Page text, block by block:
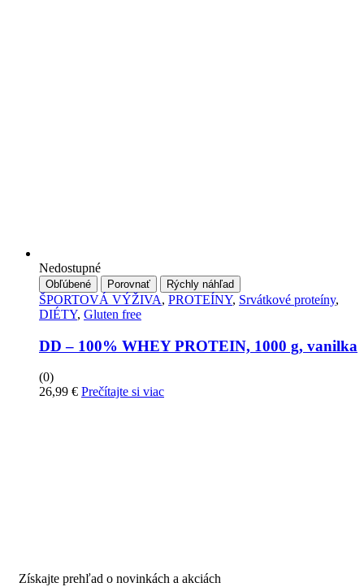
Nedostupné
Obľúbené Porovnať Rýchly náhľad
ŠPORTOVÁ VÝŽIVA, PROTEÍNY, Srvátkové proteíny,
DIÉTY, Gluten free
DD – 100% WHEY PROTEIN, 1000 g, vanilka
(0)
26,99 € Prečítajte si viac
Získajte prehľad o novinkách a akciách